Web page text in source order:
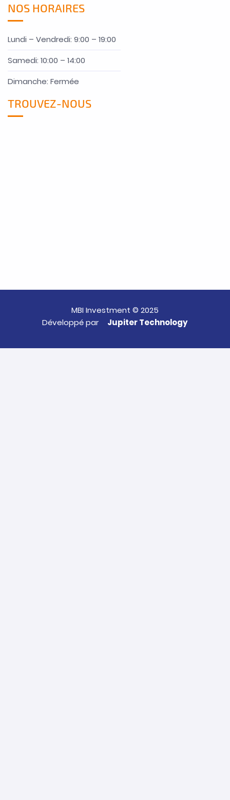
NOS HORAIRES
Lundi – Vendredi: 9:00 – 19:00
Samedi: 10:00 – 14:00
Dimanche: Fermée
TROUVEZ-NOUS
MBI Investment © 2025
Développé par
Jupiter Technology